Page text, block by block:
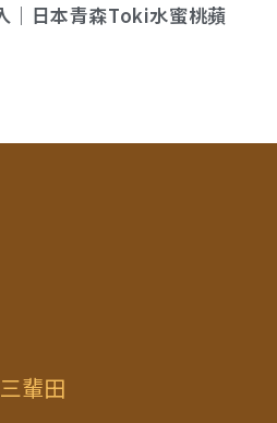
｜日本青森Toki水蜜桃蘋
三輩田